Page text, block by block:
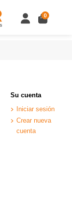
0
Su cuenta
Iniciar sesión
Crear nueva
cuenta